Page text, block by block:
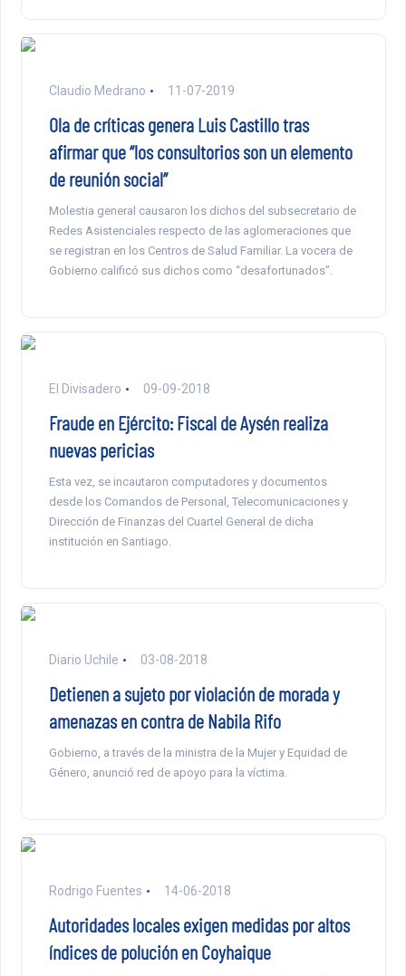
Claudio Medrano 11-07-2019
Ola de críticas genera Luis Castillo tras
afirmar que “los consultorios son un elemento
de reunión social”
Molestia general causaron los dichos del subsecretario de
Redes Asistenciales respecto de las aglomeraciones que
se registran en los Centros de Salud Familiar. La vocera de
Gobierno calificó sus dichos como “desafortunados”.
El Divisadero 09-09-2018
Fraude en Ejército: Fiscal de Aysén realiza
nuevas pericias
Esta vez, se incautaron computadores y documentos
desde los Comandos de Personal, Telecomunicaciones y
Dirección de Finanzas del Cuartel General de dicha
institución en Santiago.
Diario Uchile 03-08-2018
Detienen a sujeto por violación de morada y
amenazas en contra de Nabila Rifo
Gobierno, a través de la ministra de la Mujer y Equidad de
Género, anunció red de apoyo para la víctima.
Rodrigo Fuentes 14-06-2018
Autoridades locales exigen medidas por altos
índices de polución en Coyhaique